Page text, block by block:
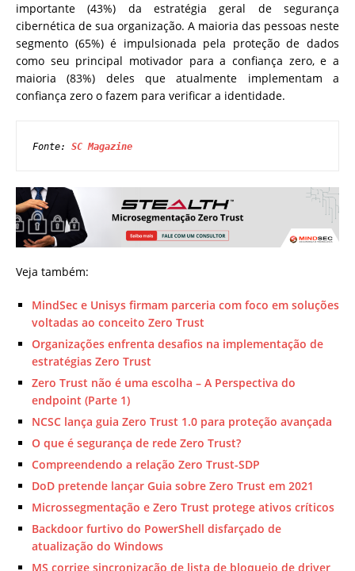
importante (43%) da estratégia geral de segurança
cibernética de sua organização. A maioria das pessoas neste
segmento (65%) é impulsionada pela proteção de dados
como seu principal motivador para a confiança zero, e a
maioria (83%) deles que atualmente implementam a
confiança zero o fazem para verificar a identidade.
Fonte: SC Magazine
Veja também:
MindSec e Unisys firmam parceria com foco em soluções
voltadas ao conceito Zero Trust
Organizações enfrenta desafios na implementação de
estratégias Zero Trust
Zero Trust não é uma escolha – A Perspectiva do
endpoint (Parte 1)
NCSC lança guia Zero Trust 1.0 para proteção avançada
O que é segurança de rede Zero Trust?
Compreendendo a relação Zero Trust-SDP
DoD pretende lançar Guia sobre Zero Trust em 2021
Microssegmentação e Zero Trust protege ativos críticos
Backdoor furtivo do PowerShell disfarçado de
atualização do Windows
MS corrige sincronização de lista de bloqueio de driver